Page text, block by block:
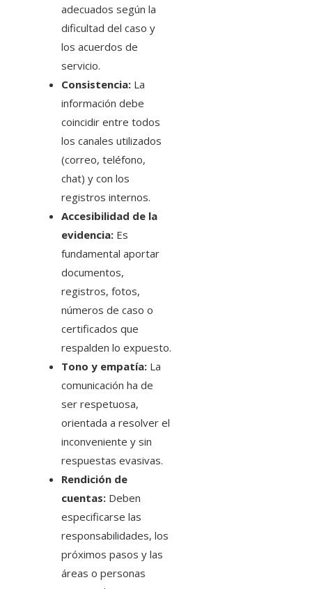
adecuados según la
dificultad del caso y
los acuerdos de
servicio.
Consistencia: La
información debe
coincidir entre todos
los canales utilizados
(correo, teléfono,
chat) y con los
registros internos.
Accesibilidad de la
evidencia: Es
fundamental aportar
documentos,
registros, fotos,
números de caso o
certificados que
respalden lo expuesto.
Tono y empatía: La
comunicación ha de
ser respetuosa,
orientada a resolver el
inconveniente y sin
respuestas evasivas.
Rendición de
cuentas: Deben
especificarse las
responsabilidades, los
próximos pasos y las
áreas o personas